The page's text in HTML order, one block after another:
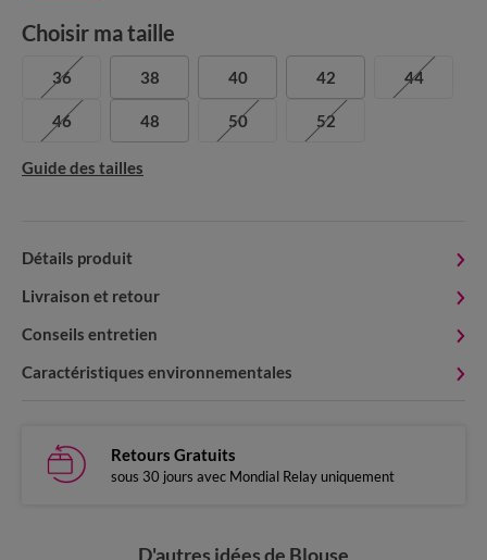
Choisir ma taille
36 38 40 42 44
46 48 50 52
Guide des tailles
Détails produit
Livraison et retour
Conseils entretien
Caractéristiques environnementales
Retours Gratuits
sous 30 jours avec Mondial Relay uniquement
D'autres idées de Blouse